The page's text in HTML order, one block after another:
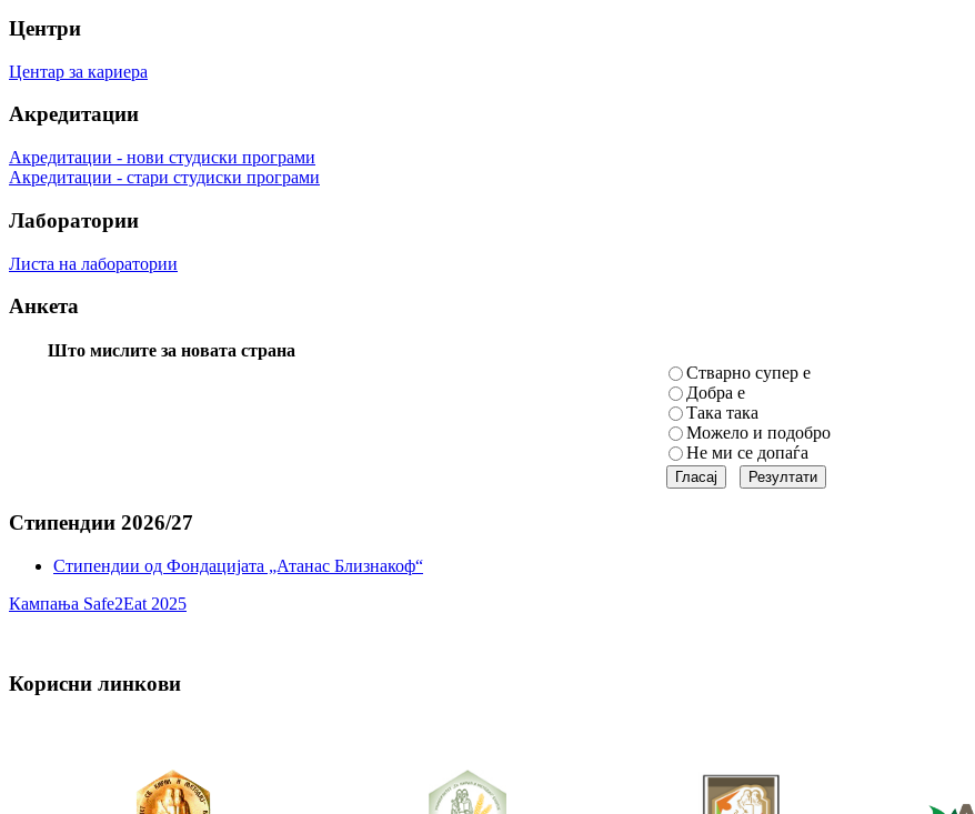
Центри
Центар за кариера
Акредитации
Акредитации - нови студиски програми
Акредитации - стари студиски програми
Лаборатории
Листа на лаборатории
Анкета
Што мислите за новата страна
Стварно супер е
Добра е
Така така
Можело и подобро
Не ми се допаѓа
Стипендии 2026/27
Стипендии од Фондацијата „Атанас Близнакоф“
Кампања Safe2Eat 2025
Корисни линкови